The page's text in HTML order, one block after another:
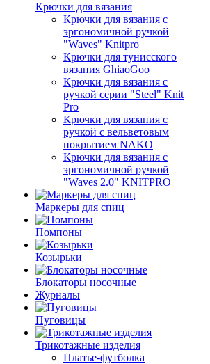
Крючки для вязания
Крючки для вязания с
эргономичной ручкой
"Waves" Knitpro
Крючки для тунисского
вязания GhiaoGoo
Крючки для вязания с
ручкой серии "Steel" Knit
Pro
Крючки для вязания с
ручкой с вельветовым
покрытием NAKO
Крючки для вязания с
эргономичной ручкой
"Waves 2.0" KNITPRO
Маркеры для спиц
Помпоны
Козырьки
Блокаторы носочные
Журналы
Пуговицы
Трикотажные изделия
Платье-футболка